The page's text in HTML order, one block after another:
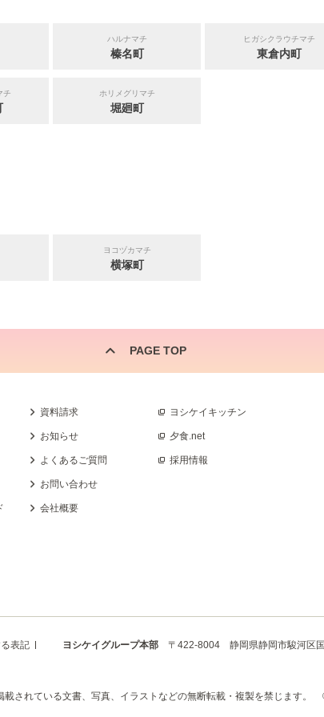
ハルナマチ
榛名町
ヒガシクラウチマチ
東倉内町
チ ホリメグリマチ
堀廻町
ヨコヅカマチ
横塚町
PAGE TOP
資料請求
お知らせ
よくあるご質問
お問い合わせ
会社概要
ヨシケイキッチン
夕食.net
採用情報
表記 ヨシケイグループ本部 〒422-8004 静岡県静岡市駿河区
されている文書、写真、イラストなどの無断転載・複製を禁じます。